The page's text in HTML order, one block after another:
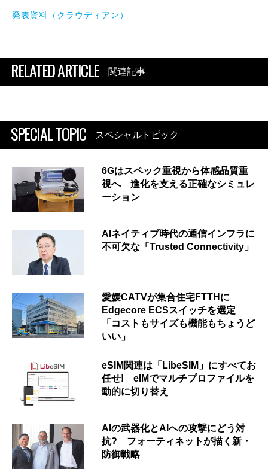
発表資料（クラウディアン）
RELATED ARTICLE 関連記事
SPECIAL TOPIC スペシャルトピック
6Gはスペック重視から体感品質重
視へ 進化を支える正確なシミュレ
ーション
AIネイティブ時代の通信インフラに
不可欠な「Trusted Connectivity」
愛媛CATVが集合住宅FTTHに
Edgecore ECSスイッチを選定
「コストもサイズも機能もちょうど
いい」
eSIM関連は「LibeSIM」にすべてお
任せ! eIMでマルチプロファイルを
動的に切り替え
AIの武器化とAIへの攻撃にどう対
抗? フォーティネットが描く新・
防御戦略